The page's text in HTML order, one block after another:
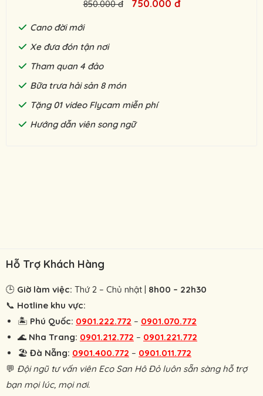
850.000 đ 750.000 đ
Cano đời mới
Xe đưa đón tận nơi
Tham quan 4 đảo
Bữa trưa hải sản 8 món
Tặng 01 video Flycam miễn phí
Hướng dẫn viên song ngữ
Hỗ Trợ Khách Hàng
🕒 Giờ làm việc: Thứ 2 – Chủ nhật | 8h00 – 22h30
📞 Hotline khu vực:
🏝 Phú Quốc: 0901.222.772 – 0901.070.772
🌊 Nha Trang: 0901.212.772 – 0901.221.772
🏖 Đà Nẵng: 0901.400.772 – 0901.011.772
💬 Đội ngũ tư vấn viên Eco San Hô Đỏ luôn sẵn sàng hỗ trợ
bạn mọi lúc, mọi nơi.